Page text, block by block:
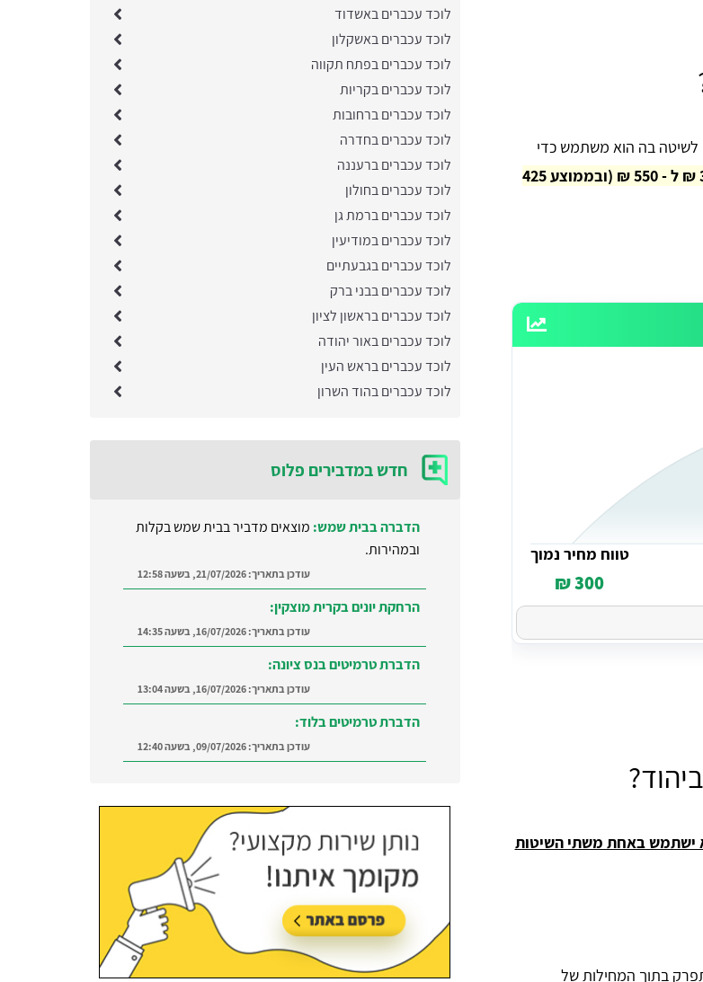
לשיטה בה הוא משתמש כדי
מחיר לוכד עכברים ביהוד נע בין 300 ₪ ל - 550 ₪ (ובממוצע 425
טווח מחיר נמוך
300 ₪
ישתמש באחת משתי השיטות
בתוך המחילות של
לוכד עכברים באשדוד
לוכד עכברים באשקלון
לוכד עכברים בפתח תקווה
לוכד עכברים בקריות
לוכד עכברים ברחובות
לוכד עכברים בחדרה
לוכד עכברים ברעננה
לוכד עכברים בחולון
לוכד עכברים ברמת גן
לוכד עכברים במודיעין
לוכד עכברים בגבעתיים
לוכד עכברים בבני ברק
לוכד עכברים בראשון לציון
לוכד עכברים באור יהודה
לוכד עכברים בראש העין
לוכד עכברים בהוד השרון
חדש במדבירים פלוס
הדברה בבית שמש: מוצאים מדביר בבית שמש בקלות
ובמהירות.
עודכן בתאריך:21/07/2026, בשעה 12:58
הרחקת יונים בקרית מוצקין:
עודכן בתאריך:16/07/2026, בשעה 14:35
הדברת טרמיטים בנס ציונה:
עודכן בתאריך:16/07/2026, בשעה 13:04
הדברת טרמיטים בלוד:
עודכן בתאריך:09/07/2026, בשעה 12:40
ברמת השרון והסביבה
21/07/2026, בשעה 12:58